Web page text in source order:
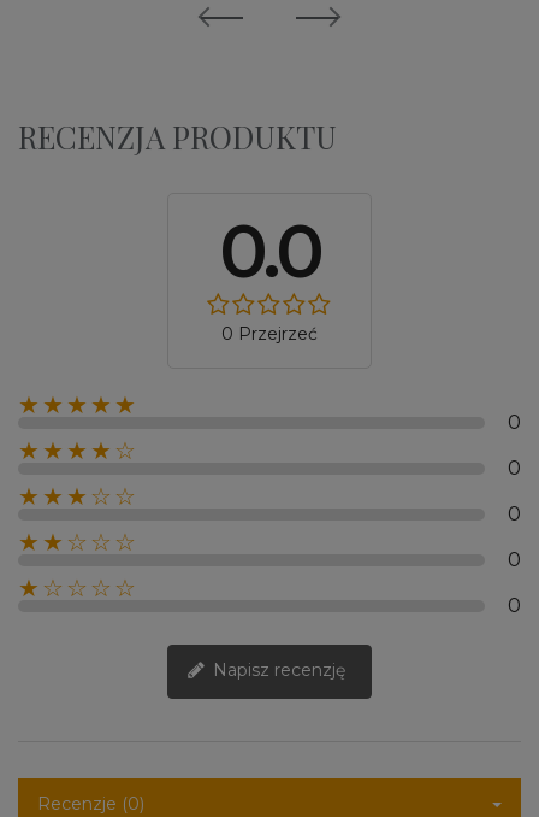
RECENZJA PRODUKTU
0.0
0 Przejrzeć
★★★★★
0
★★★★☆
0
★★★☆☆
0
★★☆☆☆
0
★☆☆☆☆
0
Napisz recenzję
Recenzje (0)